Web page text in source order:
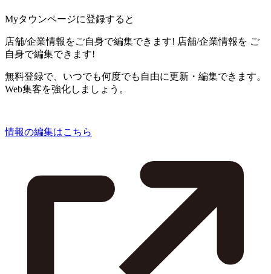
Myタウンページに登録すると
店舗/企業情報をご自身で編集できます! 店舗/企業情報を ご
自身で編集できます!
無料登録で、いつでも何度でも自由に更新・編集できます。
Web集客を強化しましょう。
情報の編集はこちら